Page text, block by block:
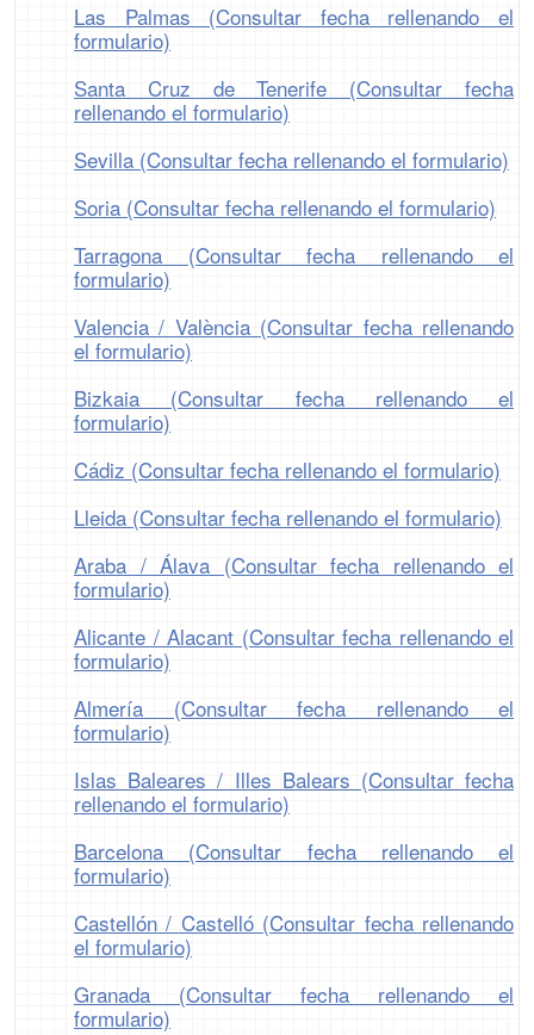
Las Palmas (Consultar fecha rellenando el
formulario)
Santa Cruz de Tenerife (Consultar fecha
rellenando el formulario)
Sevilla (Consultar fecha rellenando el formulario)
Soria (Consultar fecha rellenando el formulario)
Tarragona (Consultar fecha rellenando el
formulario)
Valencia / València (Consultar fecha rellenando
el formulario)
Bizkaia (Consultar fecha rellenando el
formulario)
Cádiz (Consultar fecha rellenando el formulario)
Lleida (Consultar fecha rellenando el formulario)
Araba / Álava (Consultar fecha rellenando el
formulario)
Alicante / Alacant (Consultar fecha rellenando el
formulario)
Almería (Consultar fecha rellenando el
formulario)
Islas Baleares / Illes Balears (Consultar fecha
rellenando el formulario)
Barcelona (Consultar fecha rellenando el
formulario)
Castellón / Castelló (Consultar fecha rellenando
el formulario)
Granada (Consultar fecha rellenando el
formulario)